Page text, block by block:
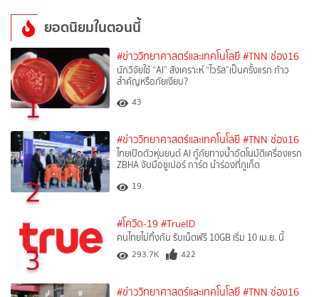
ยอดนิยมในตอนนี้
1
#ข่าววิทยาศาสตร์และเทคโนโลยี #TNN ช่อง16
นักวิจัยใช้ “AI” สังเคราะห์ “ไวรัส”เป็นครั้งแรก ก้าว
สำคัญหรือภัยเงียบ?
43
2
#ข่าววิทยาศาสตร์และเทคโนโลยี #TNN ช่อง16
ไทยเปิดตัวหุ่นยนต์ AI กู้ภัยทางน้ำอัตโนมัติเครื่องแรก
ZBHA จับมือซูเปอร์ การ์ด นำร่องที่ภูเก็ต
19
3
#โควิด-19 #TrueID
คนไทยไม่ทิ้งกัน รับเน็ตฟรี 10GB เริ่ม 10 เม.ย. นี้
293.7K 422
#ข่าววิทยาศาสตร์และเทคโนโลยี #TNN ช่อง16